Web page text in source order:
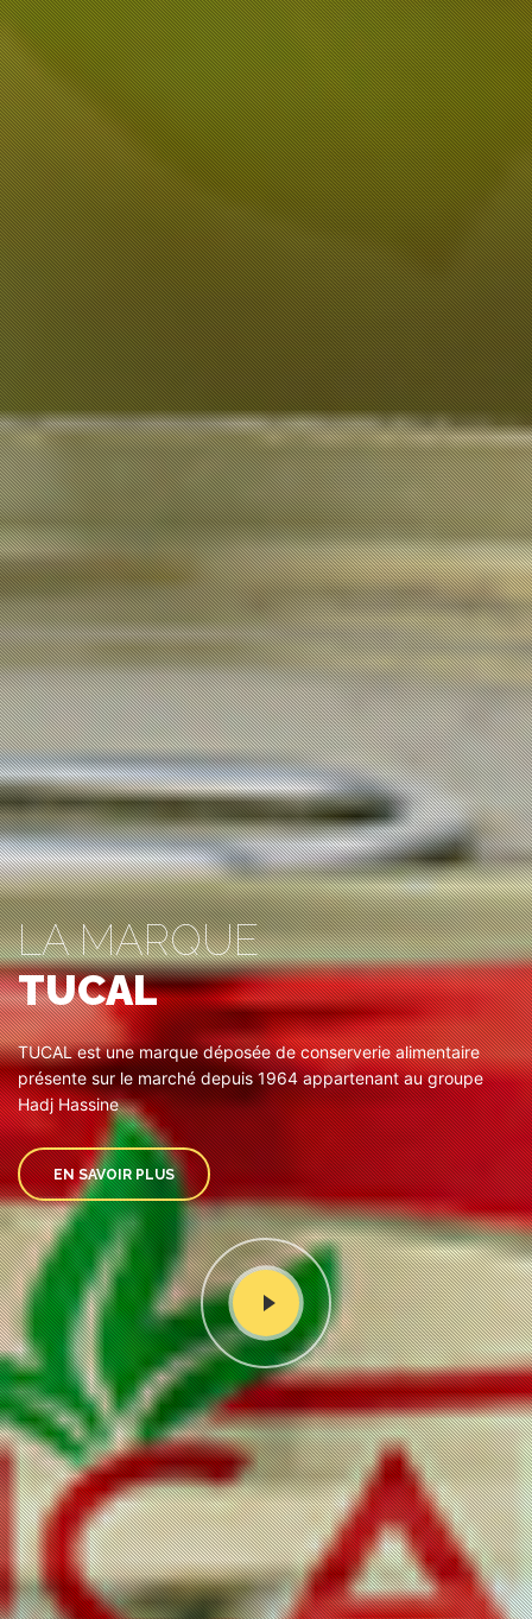
LA MARQUE
TUCAL
TUCAL est une marque déposée de conserverie alimentaire
présente sur le marché depuis 1964 appartenant au groupe
Hadj Hassine
EN SAVOIR PLUS